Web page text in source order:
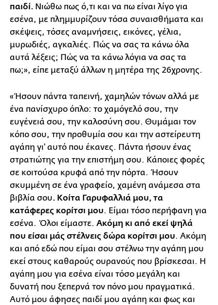
παιδί. Νιώθω πως ό,τι και να πω είναι λίγο για
εσένα, με πλημμυρίζουν τόσα συναισθήματα και
σκέψεις, τόσες αναμνήσεις, εικόνες, γέλια,
μυρωδιές, αγκαλιές. Πώς να σας τα κάνω όλα
αυτά λέξεις; Πώς να τα κάνω λόγια να σας τα
πω;», είπε μεταξύ άλλων η μητέρα της 26χρονης.
«Ήσουν πάντα ταπεινή, χαμηλών τόνων αλλά με
ένα πανίσχυρο όπλο: το χαμόγελό σου, την
ευγένειά σου, την καλοσύνη σου. Θυμάμαι τον
κόπο σου, την προθυμία σου και την αστείρευτη
αγάπη γι' αυτό που έκανες. Πάντα ήσουν ένας
στρατιώτης για την επιστήμη σου. Κάποιες φορές
σε κοιτούσα κρυφά από την πόρτα. Ήσουν
σκυμμένη σε ένα γραφείο, χαμένη ανάμεσα στα
βιβλία σου. Κοίτα Γαρυφαλλιά μου, τα
κατάφερες κορίτσι μου. Είμαι τόσο περήφανη για
εσένα. Όλοι είμαστε. Ακόμη κι από εκεί ψηλά
που είσαι μάς στέλνεις δώρα κορίτσι μου. Ακόμη
και από εδώ που είμαι σου στέλνω την αγάπη μου
εκεί στους καθαρούς ουρανούς που βρίσκεσαι. Η
αγάπη μου για εσένα είναι τόσο μεγάλη και
δυνατή που ξεπερνά τον πόνο μου πραγματικά.
Αυτό μου άφησες παιδί μου αγάπη και φως και